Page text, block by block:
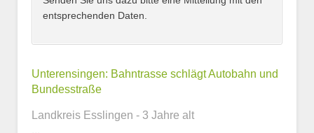
Kontaktmöglichkeiten
E-Mail-Adresse
entsprechenden Daten.
Unterensingen: Bahntrasse schlägt Autobahn und
Bundesstraße
Landkreis Esslingen - 3 Jahre alt